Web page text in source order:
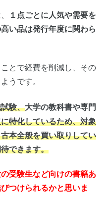
１点ごとに人気や需要を
い品は発行年度に関わら
とで経費を削減し、その
うです。
験、大学の教科書や専門
特化しているため、対象
本全般を買い取りしてい
できます。
受験生など向けの書籍あ
つけられるかと思いま